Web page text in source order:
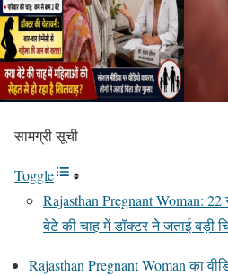
सामग्री सूची
Toggle
Rajasthan Pregnant Woman: 22
बेटे की चाह में डॉक्टर ने जताई बड़ी
Rajasthan Pregnant Woman का